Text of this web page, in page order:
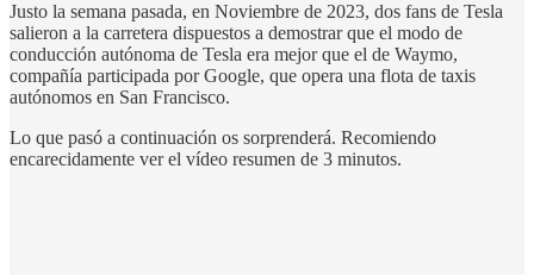
Justo la semana pasada, en Noviembre de 2023, dos fans de Tesla
salieron a la carretera dispuestos a demostrar que el modo de
conducción autónoma de Tesla era mejor que el de Waymo,
compañía participada por Google, que opera una flota de taxis
autónomos en San Francisco.
Lo que pasó a continuación os sorprenderá. Recomiendo
encarecidamente ver el vídeo resumen de 3 minutos.